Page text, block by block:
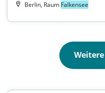
Berlin, Raum Falkensee